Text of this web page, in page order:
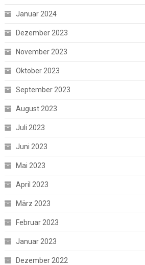
Januar 2024
Dezember 2023
November 2023
Oktober 2023
September 2023
August 2023
Juli 2023
Juni 2023
Mai 2023
April 2023
März 2023
Februar 2023
Januar 2023
Dezember 2022